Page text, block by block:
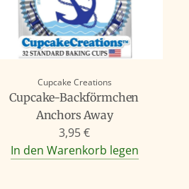
Cupcake Creations
Cupcake-Backförmchen
Anchors Away
3,95 €
In den Warenkorb legen